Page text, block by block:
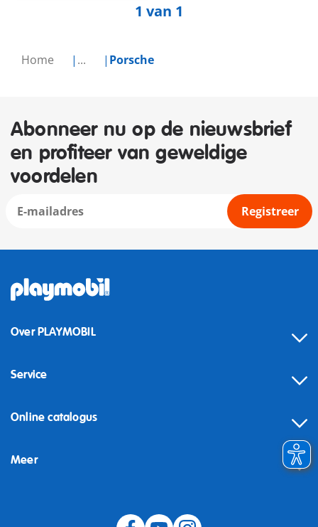
Home ... Porsche
1 van 1
Abonneer nu op de nieuwsbrief
en profiteer van geweldige
voordelen
Registreer
Over PLAYMOBIL
Service
Online catalogus
Meer